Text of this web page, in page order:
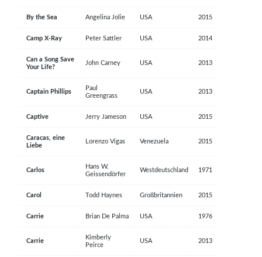
By the Sea Angelina Jolie USA 2015
Camp X-Ray Peter Sattler USA 2014
Can a Song Save
Your Life?
John Carney USA 2013
Captain Phillips
Paul
Greengrass
USA 2013
Captive Jerry Jameson USA 2015
Caracas, eine
Liebe
Lorenzo Vigas Venezuela 2015
Carlos
Hans W.
Geissendörfer
Westdeutschland 1971
Carol Todd Haynes Großbritannien 2015
Carrie Brian De Palma USA 1976
Carrie
Kimberly
Peirce
USA 2013